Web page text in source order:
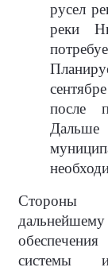
русел
реки
после
Стороны
системы